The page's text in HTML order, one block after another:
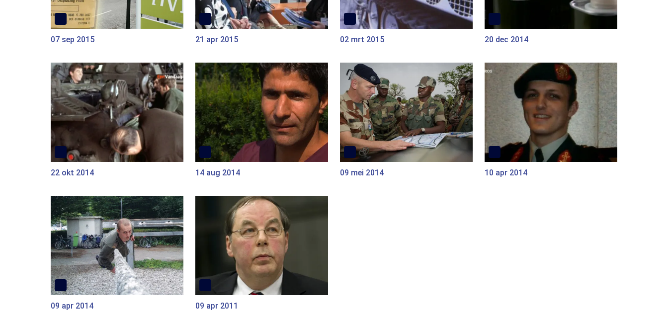
07 sep 2015 21 apr 2015 02 mrt 2015 20 dec 2014
22 okt 2014 14 aug 2014 09 mei 2014 10 apr 2014
09 apr 2014 09 apr 2011